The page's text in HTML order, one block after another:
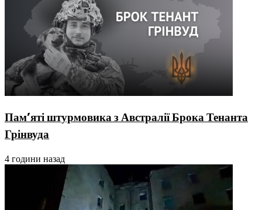
Пам’яті штурмовика з Австралії Брока Тенанта
Грінвуда
4 години назад